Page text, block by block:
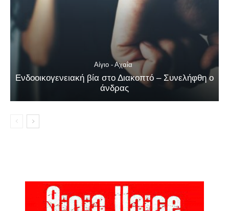
Αίγιο - Αχαΐα
Ενδοοικογενειακή βία στο Διακοπτό – Συνελήφθη ο
άνδρας